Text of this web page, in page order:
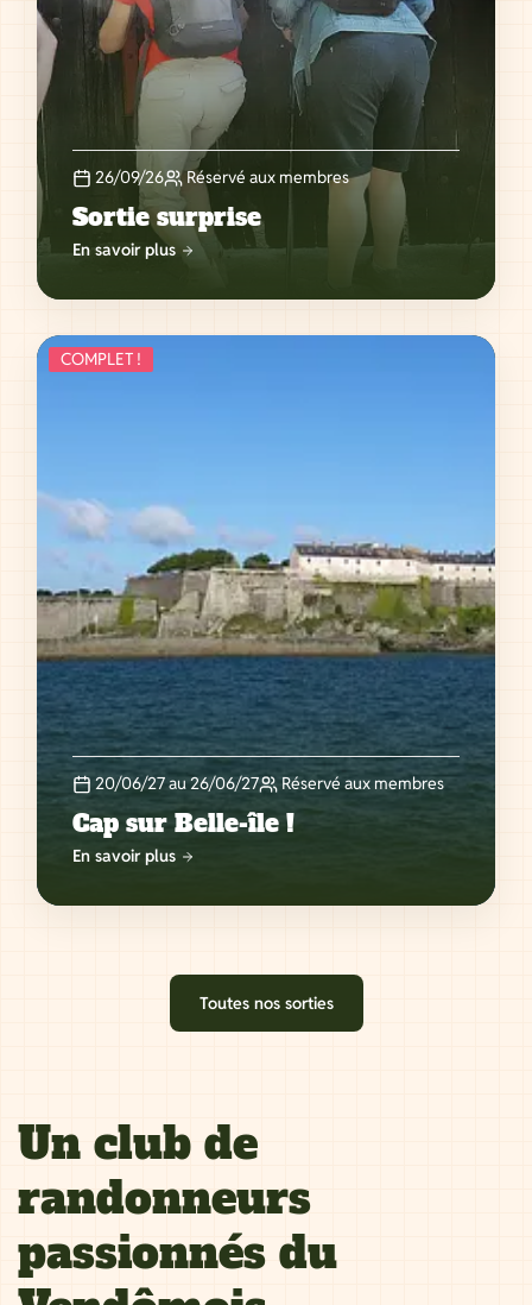
26/09/26 Réservé aux membres
Sortie surprise
En savoir plus
COMPLET !
20/06/27 au 26/06/27 Réservé aux membres
Cap sur Belle-île !
En savoir plus
Toutes nos sorties
Un club de
randonneurs
passionnés du